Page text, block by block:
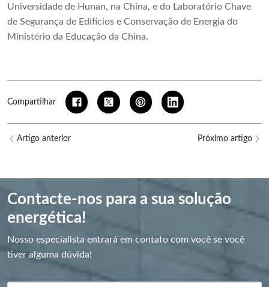
Universidade de Hunan, na China, e do Laboratório Chave
de Segurança de Edifícios e Conservação de Energia do
Ministério da Educação da China.
Compartilhar
Artigo anterior Próximo artigo
Contacte-nos para a sua solução
energética!
Nosso especialista entrará em contato com você se você
tiver alguma dúvida!